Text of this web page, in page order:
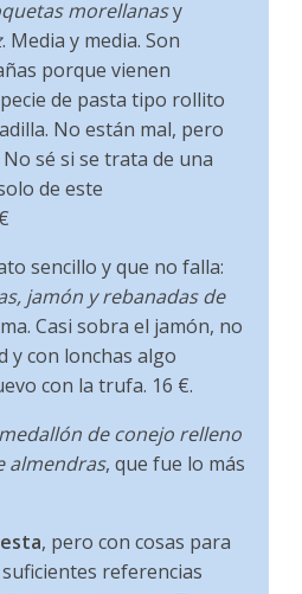
morellanasy
. Media y media. Son
porque vienen
de pasta tipo rollito
No están mal, pero
sé si se trata de una
de este
sencillo y que no falla:
jamón y rebanadas de
Casi sobra el jamón, no
y con lonchas algo
con la trufa. 16 €.
medallón de conejo relleno
almendras, que fue lo más
, pero con cosas para
referencias